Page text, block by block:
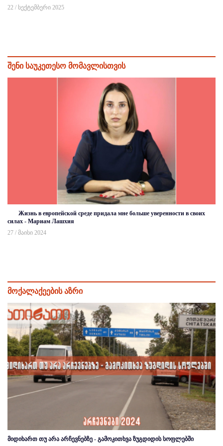
22 / სექტემბერი 2025
შენი საუკეთესო მომავლისთვის
Жизнь в европейской среде придала мне больше уверенности в своих
силах - Мариам Лашхия
27 / მაისი 2024
მოქალაქეების აზრი
მიდიხართ თუ არა არჩევნებზე - გამოკითხვა ზუგდიდის სოფლებში